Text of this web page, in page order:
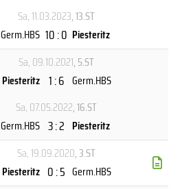
Sa, 11.03.2023, 13.ST
Germ.HBS 10 : 0 Piesteritz
Sa, 09.10.2021, 5.ST
Piesteritz 1 : 6 Germ.HBS
Sa, 07.05.2022, 16.ST
Germ.HBS 3 : 2 Piesteritz
Sa, 19.09.2020, 3.ST
Piesteritz 0 : 5 Germ.HBS